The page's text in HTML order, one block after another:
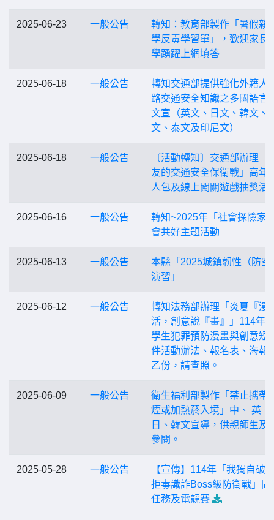
2025-06-23 一般公告
轉知：教育部製作「暑假親
學反毒學習單」，歡迎家長
學踴躍上網填答
2025-06-18 一般公告
轉知交通部提供強化外籍人
路交通安全知識之多國語言
文宣（英文、日文、韓文、
文、泰文及印尼文）
2025-06-18 一般公告
〔活動轉知〕交通部辦理「
友的交通安全保衛戰」高年
人包及線上闖關遊戲抽獎活
2025-06-16 一般公告
轉知~2025年「社會探險家
會共好主題活動
2025-06-13 一般公告
本縣「2025城鎮韌性（防空
演習」
2025-06-12 一般公告
轉知法務部辦理「炎夏『漫
活，創意說『畫』」114年
學生犯罪預防漫畫與創意短
件活動辦法、報名表、海報
乙份，請查照。
2025-06-09 一般公告
衛生福利部製作「禁止攜帶
煙或加熱菸入境」中、 英、
日、韓文宣導，供親師生及
參閱。
2025-05-28 一般公告
【宣傳】114年「我獨自破
拒毒識詐Boss級防衛戰」問
任務及電競賽